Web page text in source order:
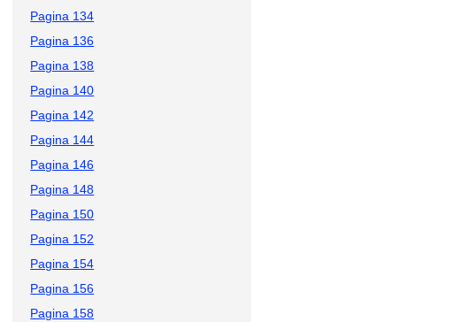
Pagina 134
Pagina 136
Pagina 138
Pagina 140
Pagina 142
Pagina 144
Pagina 146
Pagina 148
Pagina 150
Pagina 152
Pagina 154
Pagina 156
Pagina 158